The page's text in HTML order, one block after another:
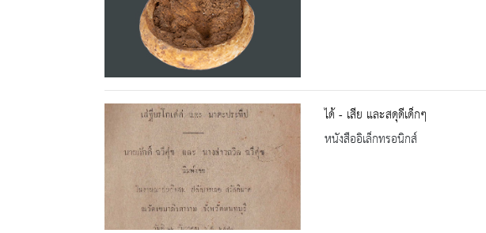
ได้ - เสีย และสดุดีเด็กๆ
หนังสืออิเล็กทรอนิกส์